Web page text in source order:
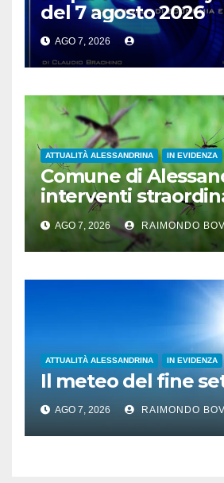
del 7 agosto 2026
AGO 7, 2026
ATTUALITÀ ALESSANDRINA IN EVIDENZA
Comune di
interventi
le zanzare
AGO 7, 2026 RAIMONDO
ATTUALITÀ ALESSANDRINA IN EVIDENZA
Il meteo del fine
AGO 7, 2026 RAIMONDO